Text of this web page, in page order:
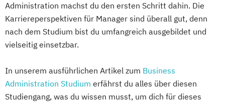
Administration machst du den ersten Schritt dahin. Die
Karriereperspektiven für Manager sind überall gut, denn
nach dem Studium bist du umfangreich ausgebildet und
vielseitig einsetzbar.
In unserem ausführlichen Artikel zum Business
Administration Studium erfährst du alles über diesen
Studiengang, was du wissen musst, um dich für dieses